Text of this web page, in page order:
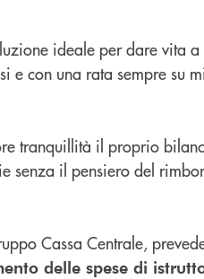
ideale per dare vita
con una rata sempre su
tranquillità il proprio
senza il pensiero del
Cassa Centrale,
delle spese di